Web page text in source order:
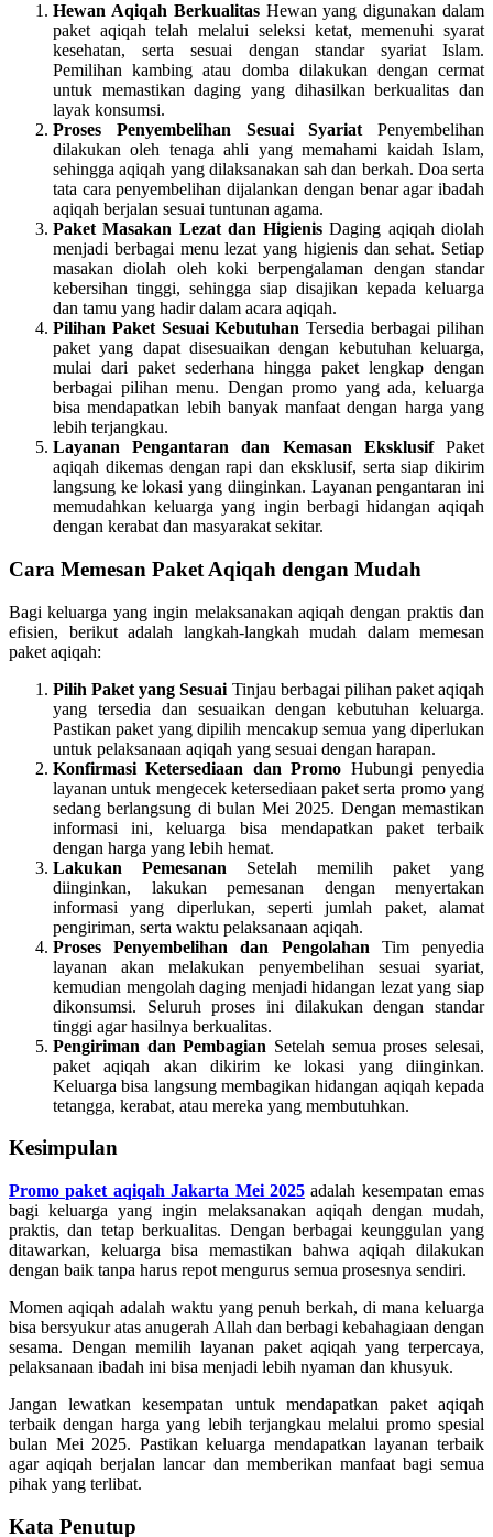
Hewan Aqiqah BerkualitasHewan yang digunakan dalam
paket aqiqah telah melalui seleksi ketat, memenuhi syarat
kesehatan, serta sesuai dengan standar syariat Islam.
Pemilihan kambing atau domba dilakukan dengan cermat
untuk memastikan daging yang dihasilkan berkualitas dan
layak konsumsi.
Proses Penyembelihan Sesuai Syariat Penyembelihan
dilakukan oleh tenaga ahli yang memahami kaidah Islam,
sehingga aqiqah yang dilaksanakan sah dan berkah. Doa serta
tata cara penyembelihan dijalankan dengan benar agar ibadah
aqiqah berjalan sesuai tuntunan agama.
Paket Masakan Lezat dan Higienis Daging aqiqah diolah
menjadi berbagai menu lezat yang higienis dan sehat. Setiap
masakan diolah oleh koki berpengalaman dengan standar
kebersihan tinggi, sehingga siap disajikan kepada keluarga
dan tamu yang hadir dalam acara aqiqah.
Pilihan Paket Sesuai Kebutuhan Tersedia berbagai pilihan
paket yang dapat disesuaikan dengan kebutuhan keluarga,
mulai dari paket sederhana hingga paket lengkap dengan
berbagai pilihan menu. Dengan promo yang ada, keluarga
bisa mendapatkan lebih banyak manfaat dengan harga yang
lebih terjangkau.
Layanan Pengantaran dan Kemasan EksklusifPaket
aqiqah dikemas dengan rapi dan eksklusif, serta siap dikirim
langsung ke lokasi yang diinginkan. Layanan pengantaran ini
memudahkan keluarga yang ingin berbagi hidangan aqiqah
dengan kerabat dan masyarakat sekitar.
Cara Memesan Paket Aqiqah dengan Mudah
Bagi keluarga yang ingin melaksanakan aqiqah dengan praktis dan
efisien, berikut adalah langkah-langkah mudah dalam memesan
paket aqiqah:
Pilih Paket yang Sesuai Tinjau berbagai pilihan paket aqiqah
yang tersedia dan sesuaikan dengan kebutuhan keluarga.
Pastikan paket yang dipilih mencakup semua yang diperlukan
untuk pelaksanaan aqiqah yang sesuai dengan harapan.
Konfirmasi Ketersediaan dan Promo Hubungi penyedia
layanan untuk mengecek ketersediaan paket serta promo yang
sedang berlangsung di bulan Mei 2025. Dengan memastikan
informasi ini, keluarga bisa mendapatkan paket terbaik
dengan harga yang lebih hemat.
Lakukan Pemesanan Setelah memilih paket yang
diinginkan, lakukan pemesanan dengan menyertakan
informasi yang diperlukan, seperti jumlah paket, alamat
pengiriman, serta waktu pelaksanaan aqiqah.
Proses Penyembelihan dan Pengolahan Tim penyedia
layanan akan melakukan penyembelihan sesuai syariat,
kemudian mengolah daging menjadi hidangan lezat yang siap
dikonsumsi. Seluruh proses ini dilakukan dengan standar
tinggi agar hasilnya berkualitas.
Pengiriman dan Pembagian Setelah semua proses selesai,
paket aqiqah akan dikirim ke lokasi yang diinginkan.
Keluarga bisa langsung membagikan hidangan aqiqah kepada
tetangga, kerabat, atau mereka yang membutuhkan.
Kesimpulan
Promo paket aqiqah Jakarta Mei 2025adalah kesempatan emas
bagi keluarga yang ingin melaksanakan aqiqah dengan mudah,
praktis, dan tetap berkualitas. Dengan berbagai keunggulan yang
ditawarkan, keluarga bisa memastikan bahwa aqiqah dilakukan
dengan baik tanpa harus repot mengurus semua prosesnya sendiri.
Momen aqiqah adalah waktu yang penuh berkah, di mana keluarga
bisa bersyukur atas anugerah Allah dan berbagi kebahagiaan dengan
sesama. Dengan memilih layanan paket aqiqah yang terpercaya,
pelaksanaan ibadah ini bisa menjadi lebih nyaman dan khusyuk.
Jangan lewatkan kesempatan untuk mendapatkan paket aqiqah
terbaik dengan harga yang lebih terjangkau melalui promo spesial
bulan Mei 2025. Pastikan keluarga mendapatkan layanan terbaik
agar aqiqah berjalan lancar dan memberikan manfaat bagi semua
pihak yang terlibat.
Kata Penutup